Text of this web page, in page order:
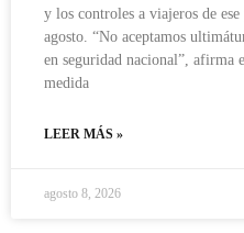
y los controles a viajeros de
agosto. “No aceptamos
en seguridad nacional”,
medida
LEER MÁS »
agosto 8, 2026